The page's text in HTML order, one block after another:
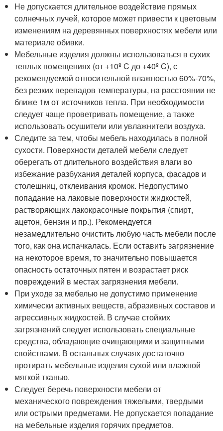
Не допускается длительное воздействие прямых
солнечных лучей, которое может привести к цветовым
изменениям на деревянных поверхностях мебели или
материале обивки.
Мебельные изделия должны использоваться в сухих
теплых помещениях (от +10º C до +40º C), с
рекомендуемой относительной влажностью 60%-70%,
без резких перепадов температуры, на расстоянии не
ближе 1м от источников тепла. При необходимости
следует чаще проветривать помещение, а также
использовать осушители или увлажнители воздуха.
Следите за тем, чтобы мебель находилась в полной
сухости. Поверхности деталей мебели следует
оберегать от длительного воздействия влаги во
избежание разбухания деталей корпуса, фасадов и
столешниц, отклеивания кромок. Недопустимо
попадание на лаковые поверхности жидкостей,
растворяющих лакокрасочные покрытия (спирт,
ацетон, бензин и пр.). Рекомендуется
незамедлительно очистить любую часть мебели после
того, как она испачкалась. Если оставить загрязнение
на некоторое время, то значительно повышается
опасность остаточных пятен и возрастает риск
повреждений в местах загрязнения мебели.
При уходе за мебелью не допустимо применение
химически активных веществ, абразивных составов и
агрессивных жидкостей. В случае стойких
загрязнений следует использовать специальные
средства, обладающие очищающими и защитными
свойствами. В остальных случаях достаточно
протирать мебельные изделия сухой или влажной
мягкой тканью.
Следует беречь поверхности мебели от
механического повреждения тяжелыми, твердыми
или острыми предметами. Не допускается попадание
на мебельные изделия горячих предметов.